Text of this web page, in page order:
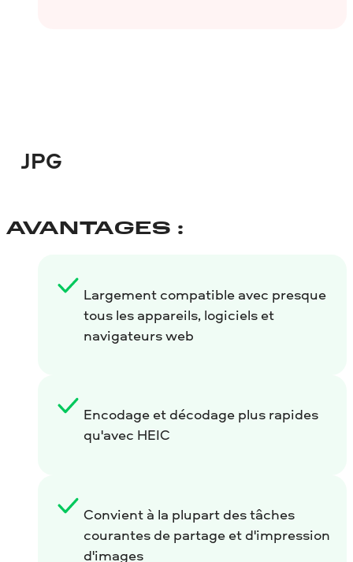
JPG
AVANTAGES :
Largement compatible avec presque
tous les appareils, logiciels et
navigateurs web
Encodage et décodage plus rapides
qu'avec HEIC
Convient à la plupart des tâches
courantes de partage et d'impression
d'images